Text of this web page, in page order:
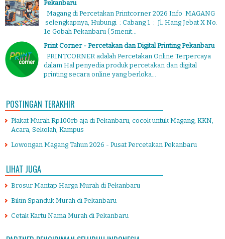
Pekanbaru
Magang di Percetakan Printcorner 2026 Info MAGANG
selengkapnya, Hubungi : Cabang 1 : Jl. Hang Jebat X No.
1e Gobah Pekanbaru ( 5menit...
Print Corner - Percetakan dan Digital Printing Pekanbaru
PRINTCORNER adalah Percetakan Online Terpercaya
dalam Hal penyedia produk percetakan dan digital
printing secara online yang berloka...
POSTINGAN TERAKHIR
Plakat Murah Rp100rb aja di Pekanbaru, cocok untuk Magang, KKN,
Acara, Sekolah, Kampus
Lowongan Magang Tahun 2026 - Pusat Percetakan Pekanbaru
LIHAT JUGA
Brosur Mantap Harga Murah di Pekanbaru
Bikin Spanduk Murah di Pekanbaru
Cetak Kartu Nama Murah di Pekanbaru